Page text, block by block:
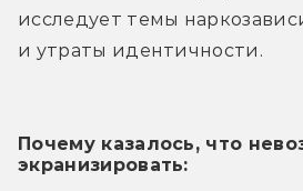
исследует темы
и утраты идентичности.
Почему казалось, что
экранизировать: